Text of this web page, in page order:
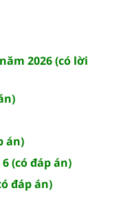
2026 (có lời
án)
(có đáp án)
đáp án)